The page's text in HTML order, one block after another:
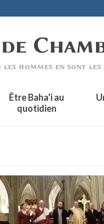
Être Baha’i au
quotidien